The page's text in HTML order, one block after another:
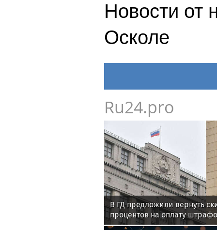
Новости от
Осколе
Ru24.pro
В ГД предложили вернуть
процентов на оплату
ПДД